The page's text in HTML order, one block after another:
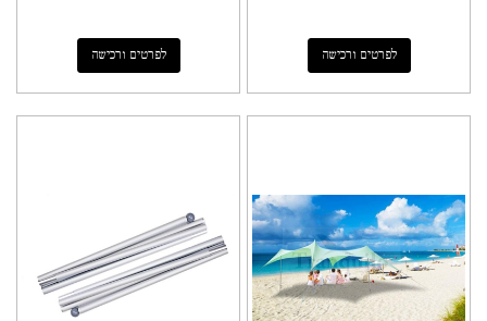
לפרטים ורכישה לפרטים ורכישה